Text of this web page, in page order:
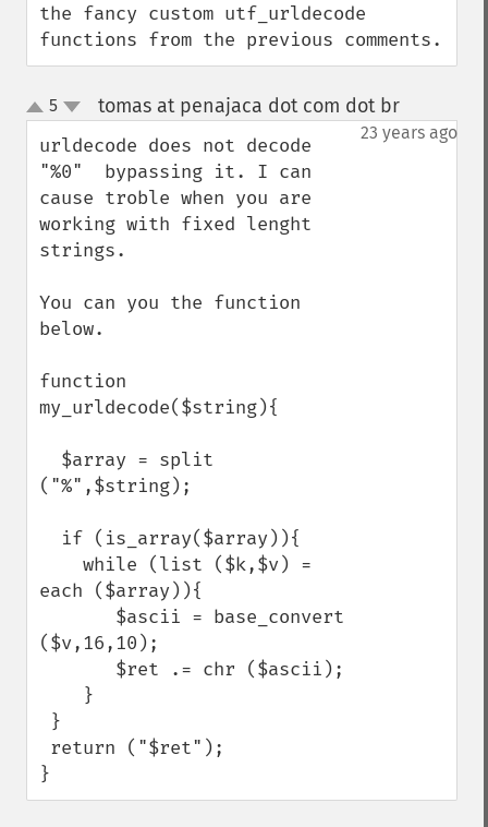
the fancy custom utf_urldecode
functions from the previous comments.
up
down
5 tomas at penajaca dot com dot br¶
23 years ago
urldecode does not decode
"%0"  bypassing it. I can
cause troble when you are
working with fixed lenght
strings.
You can you the function
below.
function
my_urldecode($string){
("%",$string);
each ($array)){
($v,16,10);
}